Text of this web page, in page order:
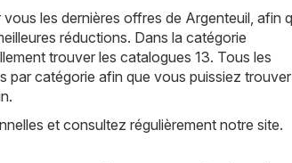
les dernières offres de Argenteuil, afin
réductions. Dans la catégorie
trouver les catalogues 13. Tous les
par catégorie afin que vous puissiez trouver
et consultez régulièrement notre site.